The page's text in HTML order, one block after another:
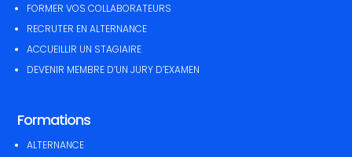
FORMER VOS COLLABORATEURS
RECRUTER EN ALTERNANCE
ACCUEILLIR UN STAGIAIRE
DEVENIR MEMBRE D’UN JURY D’EXAMEN
Formations
ALTERNANCE